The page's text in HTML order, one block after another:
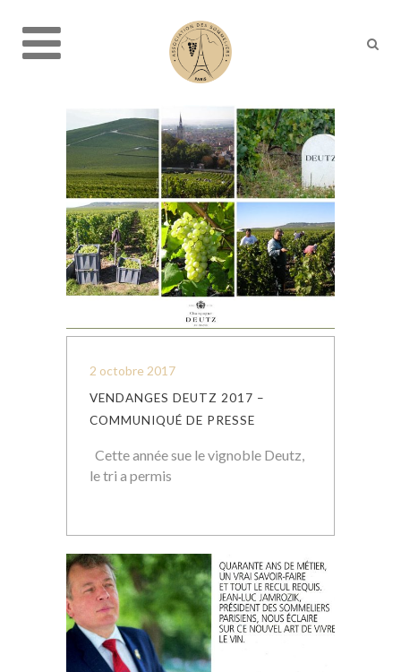
2 octobre 2017
VENDANGES DEUTZ 2017 –
COMMUNIQUÉ DE PRESSE
Cette année sue le vignoble Deutz,
le tri a permis